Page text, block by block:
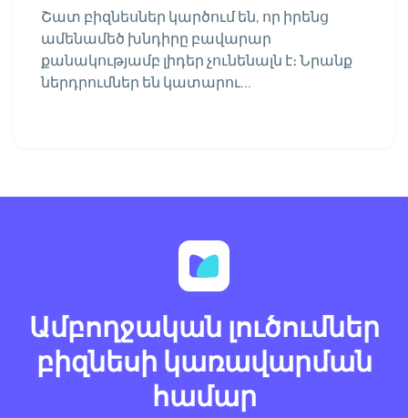
Շատ բիզնեսներ կարծում են, որ իրենց
ամենամեծ խնդիրը բավարար
քանակությամբ լիդեր չունենալն է։ Նրանք
ներդրումներ են կատարու...
Ամբողջական լուծումներ
բիզնեսի կառավարման
համար